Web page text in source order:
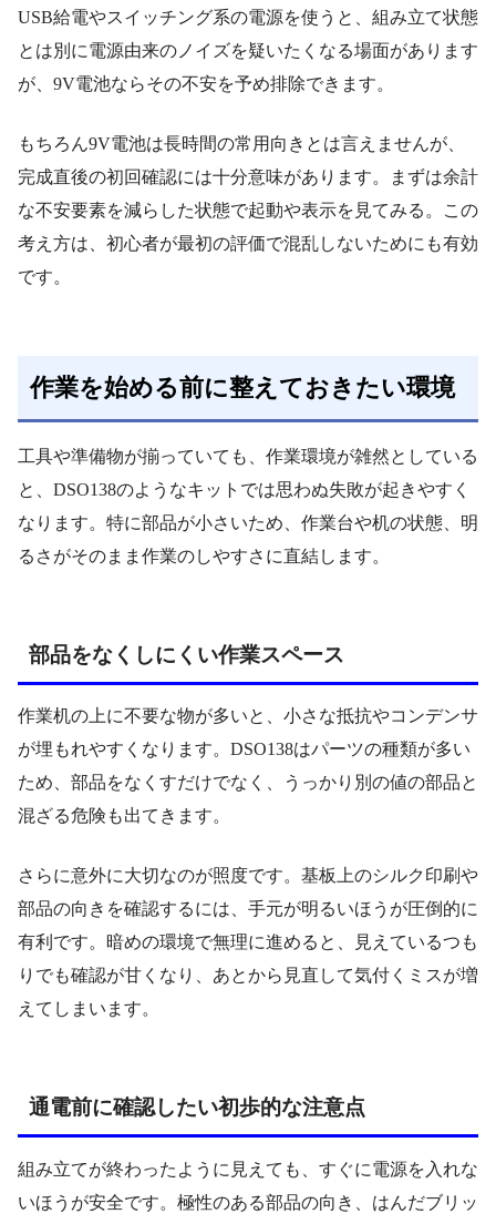
USB給電やスイッチング系の電源を使うと、組み立て状態
とは別に電源由来のノイズを疑いたくなる場面があります
が、9V電池ならその不安を予め排除できます。
もちろん9V電池は長時間の常用向きとは言えませんが、
完成直後の初回確認には十分意味があります。まずは余計
な不安要素を減らした状態で起動や表示を見てみる。この
考え方は、初心者が最初の評価で混乱しないためにも有効
です。
作業を始める前に整えておきたい環境
工具や準備物が揃っていても、作業環境が雑然としている
と、DSO138のようなキットでは思わぬ失敗が起きやすく
なります。特に部品が小さいため、作業台や机の状態、明
るさがそのまま作業のしやすさに直結します。
部品をなくしにくい作業スペース
作業机の上に不要な物が多いと、小さな抵抗やコンデンサ
が埋もれやすくなります。DSO138はパーツの種類が多い
ため、部品をなくすだけでなく、うっかり別の値の部品と
混ざる危険も出てきます。
さらに意外に大切なのが照度です。基板上のシルク印刷や
部品の向きを確認するには、手元が明るいほうが圧倒的に
有利です。暗めの環境で無理に進めると、見えているつも
りでも確認が甘くなり、あとから見直して気付くミスが増
えてしまいます。
通電前に確認したい初歩的な注意点
組み立てが終わったように見えても、すぐに電源を入れな
いほうが安全です。極性のある部品の向き、はんだブリッ